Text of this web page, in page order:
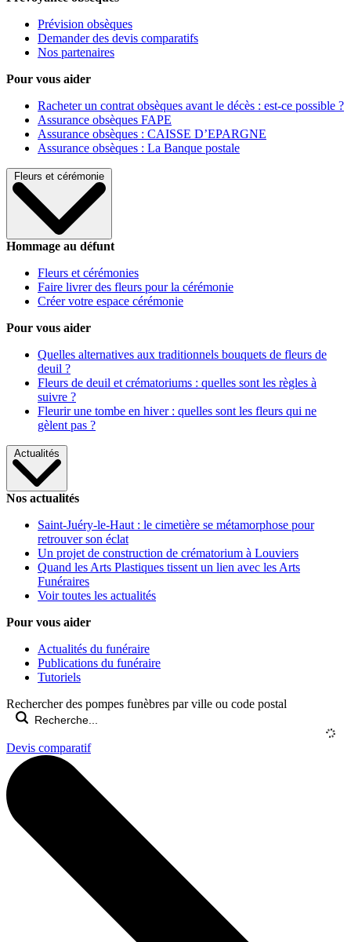
Prévision obsèques
Demander des devis comparatifs
Nos partenaires
Pour vous aider
Racheter un contrat obsèques avant le décès : est-ce possible ?
Assurance obsèques FAPE
Assurance obsèques : CAISSE D’EPARGNE
Assurance obsèques : La Banque postale
Fleurs et cérémonie
Hommage au défunt
Fleurs et cérémonies
Faire livrer des fleurs pour la cérémonie
Créer votre espace cérémonie
Pour vous aider
Quelles alternatives aux traditionnels bouquets de fleurs de
deuil ?
Fleurs de deuil et crématoriums : quelles sont les règles à
suivre ?
Fleurir une tombe en hiver : quelles sont les fleurs qui ne
gèlent pas ?
Actualités
Nos actualités
Saint-Juéry-le-Haut : le cimetière se métamorphose pour
retrouver son éclat
Un projet de construction de crématorium à Louviers
Quand les Arts Plastiques tissent un lien avec les Arts
Funéraires
Voir toutes les actualités
Pour vous aider
Actualités du funéraire
Publications du funéraire
Tutoriels
Rechercher des pompes funèbres par ville ou code postal
Devis comparatif